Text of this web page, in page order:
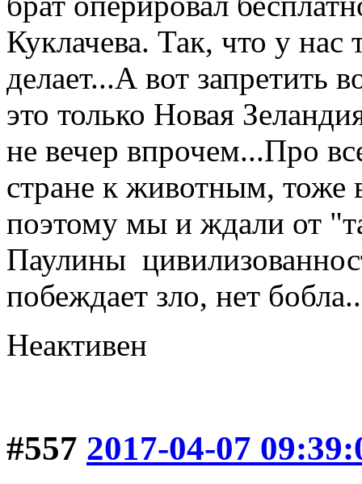
Куклачева. Так, что у нас
делает...А вот запретить
это только Новая
не вечер впрочем...Про
стране к животным, тоже
поэтому мы и ждали от
Паулины
побеждает зло, нет
Неактивен
#557 2017-04-07